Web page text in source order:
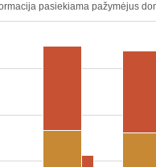
pasiekiama pažymėjus